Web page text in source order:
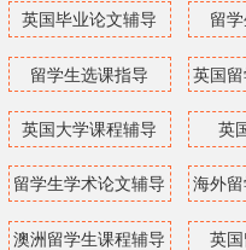
英国毕业论文辅导 留
留学生选课指导 英国
英国大学课程辅导 英
留学生学术论文辅导 海外
澳洲留学生课程辅导 英